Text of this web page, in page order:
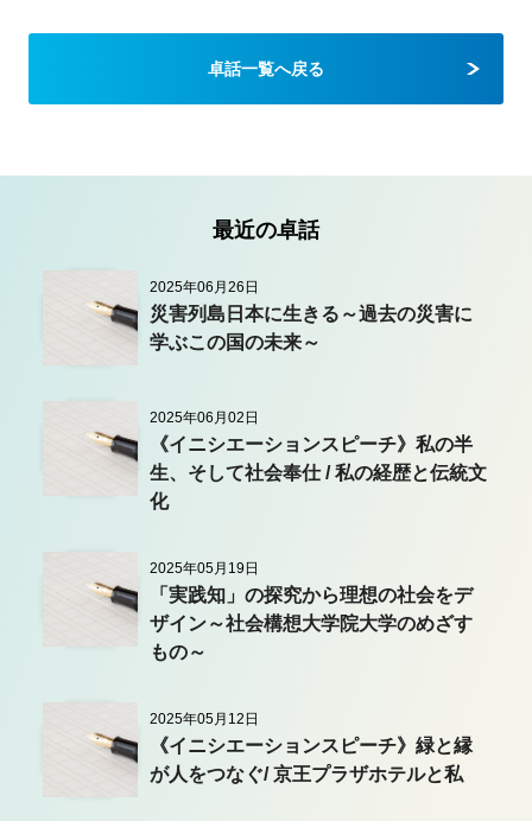
卓話一覧へ戻る
最近の卓話
2025年06月26日
災害列島日本に生きる～過去の災害に
学ぶこの国の未来～
2025年06月02日
《イニシエーションスピーチ》私の半
生、そして社会奉仕 / 私の経歴と伝統文
化
2025年05月19日
「実践知」の探究から理想の社会をデ
ザイン～社会構想大学院大学のめざす
もの～
2025年05月12日
《イニシエーションスピーチ》緑と縁
が人をつなぐ/ 京王プラザホテルと私